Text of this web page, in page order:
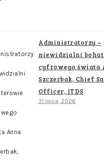
Administratorzy –
niewidzialni
cyfrowego świata
Szczerbak, Chief
Officer, ITDS
31 lipca, 2026